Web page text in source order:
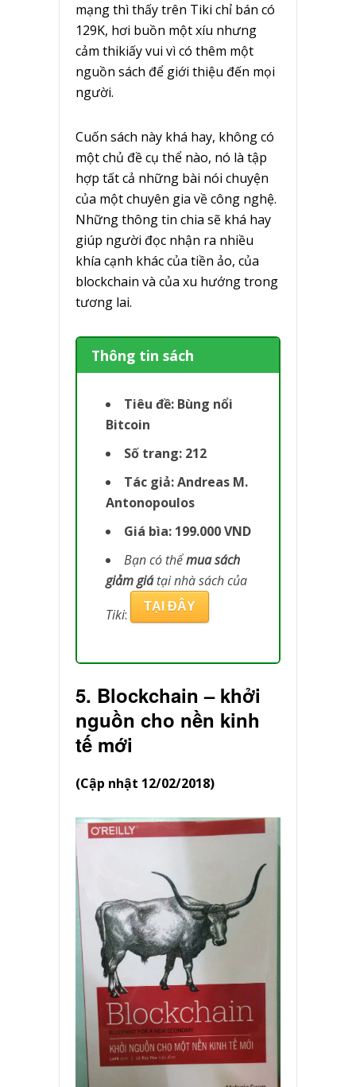
mạng thì thấy trên Tiki chỉ bán có
129K, hơi buồn một xíu nhưng
cảm thikiấy vui vì có thêm một
nguồn sách để giới thiệu đến mọi
người.
Cuốn sách này khá hay, không có
một chủ đề cụ thể nào, nó là tập
hợp tất cả những bài nói chuyện
của một chuyên gia về công nghệ.
Những thông tin chia sẽ khá hay
giúp người đọc nhận ra nhiều
khía cạnh khác của tiền ảo, của
blockchain và của xu hướng trong
tương lai.
Thông tin sách
Tiêu đề: Bùng nổi
Bitcoin
Số trang: 212
Tác giả: Andreas M.
Antonopoulos
Giá bìa: 199.000 VND
Bạn có thểmua sách
giảm giátại nhà sách của
Tiki: TẠI ĐÂY
5. Blockchain – khởi
nguồn cho nền kinh
tế mới
(Cập nhật 12/02/2018)